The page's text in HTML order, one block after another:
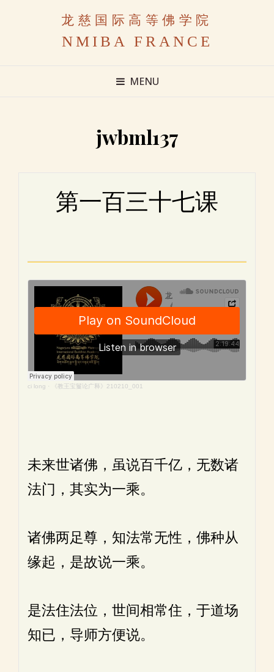
龙慈国际高等佛学院
NMIBA FRANCE
MENU
jwbml137
第一百三十七课
ci long · 《教王宝鬘论广释》210210_001
未来世诸佛，虽说百千亿，无数诸
法门，其实为一乘。
诸佛两足尊，知法常无性，佛种从
缘起，是故说一乘。
是法住法位，世间相常住，于道场
知已，导师方便说。